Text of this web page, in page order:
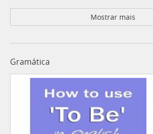
Mostrar mais
Gramática